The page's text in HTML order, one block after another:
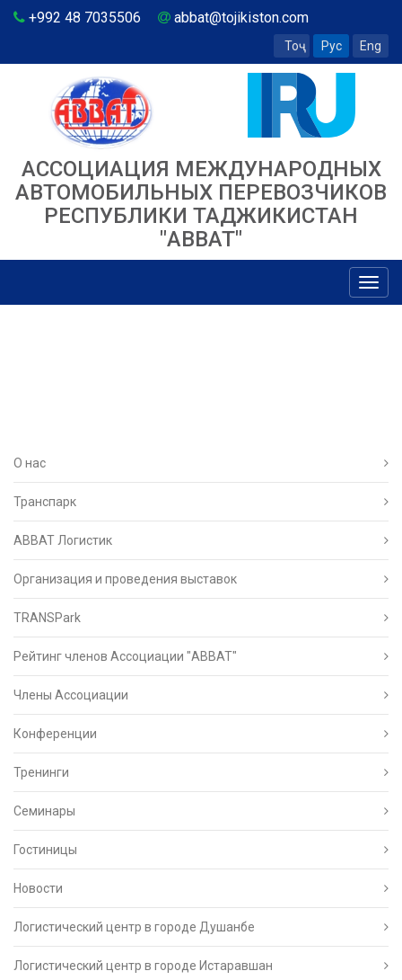
+992 48 7035506 abbat@tojikiston.com
Тоҷ Рус Eng
АССОЦИАЦИЯ МЕЖДУНАРОДНЫХ
АВТОМОБИЛЬНЫХ ПЕРЕВОЗЧИКОВ
РЕСПУБЛИКИ ТАДЖИКИСТАН
"ABBAT"
О нас
Транспарк
ABBAT Логистик
Организация и проведения выставок
TRANSPark
Рейтинг членов Ассоциации "АВВАТ"
Члены Ассоциации
Конференции
Тренинги
Семинары
Гостиницы
Новости
Логистический центр в городе Душанбе
Логистический центр в городе Истаравшан